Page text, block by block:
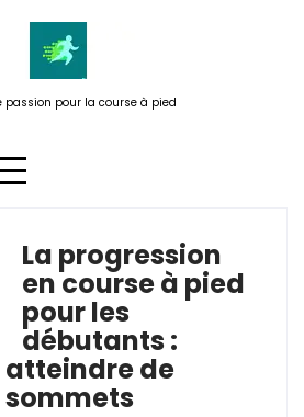
passion pour la course à pied
un coach
en ligne
La progression
en course à pied
pour les
débutants :
de